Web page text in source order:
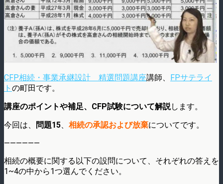
CFP相続・事業承継設計 精選問題講座講師、 FPサテライ
ト の町田です。
講座のポイントや補足、CFP試験について解説します。
今回は、
問題15、 相続の承認および放棄についてです。
——————
相続の概要に関する以下の設問について、それぞれの答えを
1~4の中から1つ選んでください。